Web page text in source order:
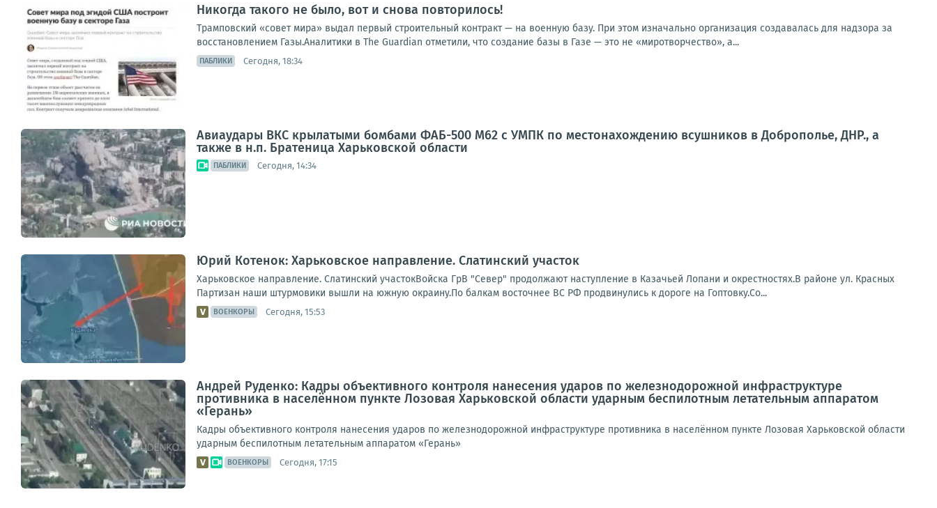
Никогда такого не было, вот и снова повторилось!
Трамповский «совет мира» выдал первый строительный контракт — на военную базу. При этом изначально организация создавалась для надзора за
восстановлением Газы.Аналитики в The Guardian отметили, что создание базы в Газе — это не «миротворчество», а...
ПАБЛИКИ Сегодня, 18:34
Авиаудары ВКС крылатыми бомбами ФАБ-500 М62 с УМПК по местонахождению всушников в Доброполье, ДНР., а
также в н.п. Братеница Харьковской области
ПАБЛИКИ Сегодня, 14:34
Юрий Котенок: Харьковское направление. Слатинский участок
Харьковское направление. Слатинский участокВойска ГрВ "Север" продолжают наступление в Казачьей Лопани и окрестностях.В районе ул. Красных
Партизан наши штурмовики вышли на южную окраину.По балкам восточнее ВС РФ продвинулись к дороге на Гоптовку.Со...
ВОЕНКОРЫ Сегодня, 15:53
Андрей Руденко: Кадры объективного контроля нанесения ударов по железнодорожной инфраструктуре
противника в населённом пункте Лозовая Харьковской области ударным беспилотным летательным аппаратом
«Герань»
Кадры объективного контроля нанесения ударов по железнодорожной инфраструктуре противника в населённом пункте Лозовая Харьковской области
ударным беспилотным летательным аппаратом «Герань»
ВОЕНКОРЫ Сегодня, 17:15